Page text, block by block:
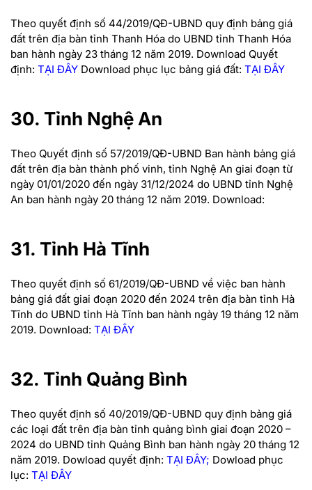
Theo quyết định số 44/2019/QĐ-UBND quy định bảng giá
đất trên địa bàn tỉnh Thanh Hóa do UBND tỉnh Thanh Hóa
ban hành ngày 23 tháng 12 năm 2019. Download Quyết
định: TẠI ĐÂY Download phục lục bảng giá đất: TẠI ĐÂY
30. Tỉnh Nghệ An
Theo Quyết định số 57/2019/QĐ-UBND Ban hành bảng giá
đất trên địa bàn thành phố vinh, tỉnh Nghệ An giai đoạn từ
ngày 01/01/2020 đến ngày 31/12/2024 do UBND tỉnh Nghệ
An ban hành ngày 20 tháng 12 năm 2019. Download:
31. Tỉnh Hà Tĩnh
Theo quyết định số 61/2019/QĐ-UBND về việc ban hành
bảng giá đất giai đoạn 2020 đến 2024 trên địa bàn tỉnh Hà
Tĩnh do UBND tỉnh Hà Tĩnh ban hành ngày 19 tháng 12 năm
2019. Download: TẠI ĐÂY
32. Tỉnh Quảng Bình
Theo quyết định số 40/2019/QĐ-UBND quy định bảng giá
các loại đất trên địa bàn tỉnh quảng bình giai đoạn 2020 –
2024 do UBND tỉnh Quảng Bình ban hành ngày 20 tháng 12
năm 2019. Dowload quyết định: TẠI ĐÂY; Dowload phục
lục: TẠI ĐÂY